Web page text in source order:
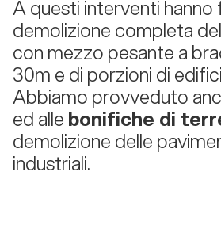
A questi interventi
demolizione completa
con mezzo pesante a
30m e di porzioni di
Abbiamo provveduto
ed alle bonifiche di
demolizione delle
industriali.